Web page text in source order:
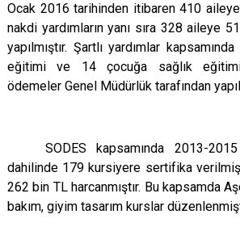
Ocak 2016 tarihinden itibaren 410
nakdi yardımların yanı sıra 328 aileye
yapılmıştır. Şartlı yardımlar
eğitimi ve 14 çocuğa sağlık eğitimi
ödemeler Genel Müdürlük tarafından
SODES kapsamında 2013-
dahilinde 179 kursiyere sertifika
262 bin TL harcanmıştır. Bu kapsamda
bakım, giyim tasarım kurslar